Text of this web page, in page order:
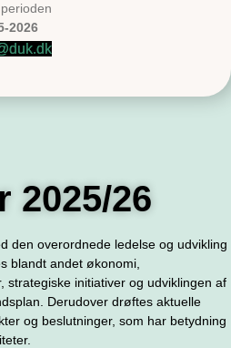
2026
2025/26
den overordnede ledelse og udvikling
blandt andet økonomi,
strategiske initiativer og udviklingen af
Derudover drøftes aktuelle
og beslutninger, som har betydning